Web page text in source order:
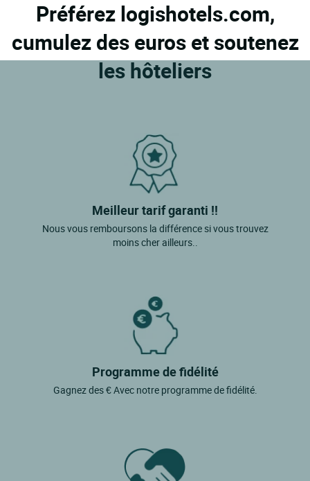
Préférez logishotels.com,
cumulez des euros et soutenez
les hôteliers
Meilleur tarif garanti !!
Nous vous remboursons la différence si vous trouvez
moins cher ailleurs..
Programme de fidélité
Gagnez des € Avec notre programme de fidélité.